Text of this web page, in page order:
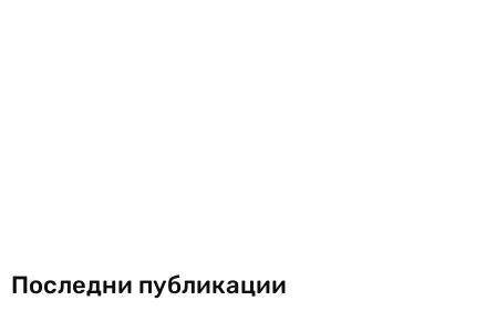
Последни публикации